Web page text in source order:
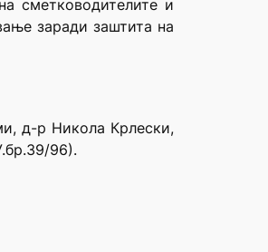
сметководителите и
заради заштита на
д-р Никола Крлески,
96).